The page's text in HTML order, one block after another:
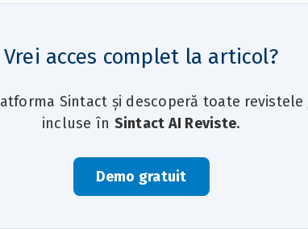
Vrei acces complet la articol?
Sintact și descoperă toate revistele
incluse în Sintact AI Reviste.
Demo gratuit